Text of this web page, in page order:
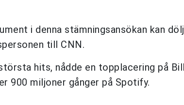
i denna stämningsansökan kan
till CNN.
hits, nådde en topplacering på
900 miljoner gånger på Spotify.